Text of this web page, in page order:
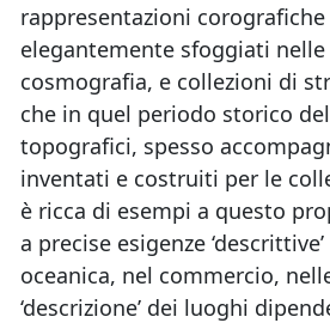
rappresentazioni
elegantemente sfoggiati
cosmografia, e collezioni di
che in quel periodo storico
topografici, spesso
inventati e costruiti per le
è ricca di esempi a questo
a precise esigenze
oceanica, nel commercio,
‘descrizione’ dei luoghi